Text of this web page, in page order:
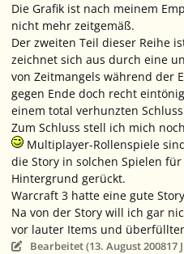
Die Grafik ist nach meinem
nicht mehr zeitgemäß.
Der zweiten Teil dieser Reihe
zeichnet sich aus durch eine
von Zeitmangels während der
gegen Ende doch recht
einem total verhunzten
Zum Schluss stell ich mich
Multiplayer-Rollenspiele
die Story in solchen Spielen
Hintergrund gerückt.
Warcraft 3 hatte eine gute
Na von der Story will ich gar
vor lauter Items und
Bearbeitet (13. August 200817